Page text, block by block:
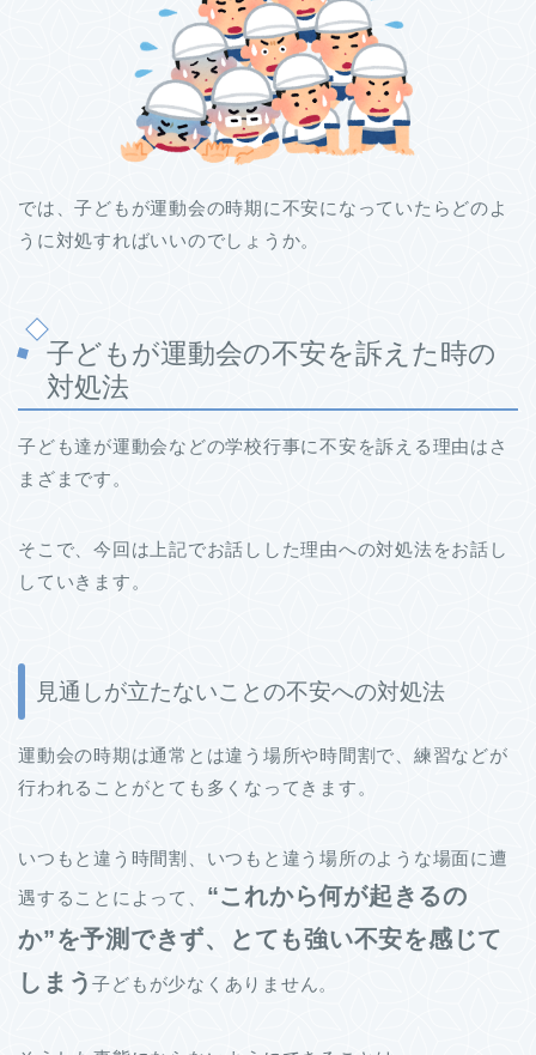
では、子どもが運動会の時期に不安になっていたらどのよ
うに対処すればいいのでしょうか。
子どもが運動会の不安を訴えた時の
対処法
子ども達が運動会などの学校行事に不安を訴える理由はさ
まざまです。
そこで、今回は上記でお話しした理由への対処法をお話し
していきます。
見通しが立たないことの不安への対処法
運動会の時期は通常とは違う場所や時間割で、練習などが
行われることがとても多くなってきます。
いつもと違う時間割、いつもと違う場所のような場面に遭
遇することによって、 “これから何が起きるの
か”を予測できず、とても強い不安を感じて
しまう子どもが少なくありません。